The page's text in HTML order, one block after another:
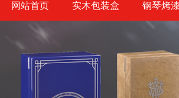
网站首页 实木包装盒 钢琴烤